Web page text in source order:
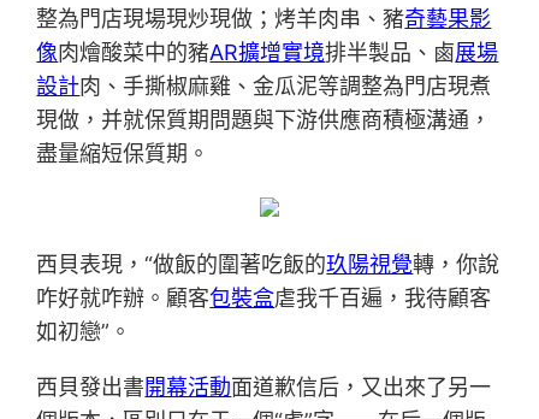
整為門店現場現炒現做；烤羊肉串、豬奇藝果影
像肉燴酸菜中的豬AR擴增實境排半製品、鹵展場
設計肉、手撕椒麻雞、金瓜泥等調整為門店現煮
現做，并就保質期問題與下游供應商積極溝通，
盡量縮短保質期。
西貝表現，“做飯的圍著吃飯的玖陽視覺轉，你說
咋好就咋辦。顧客包裝盒虐我千百遍，我待顧客
如初戀”。
西貝發出書開幕活動面道歉信后，又出來了另一